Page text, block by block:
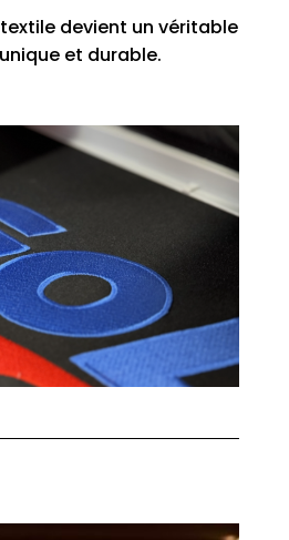
textile devient un véritable
et durable.